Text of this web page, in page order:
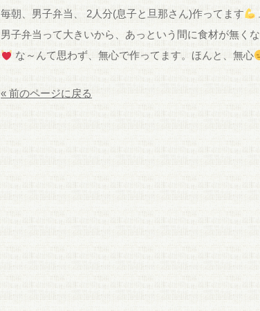
毎朝、男子弁当、 2人分(息子と旦那さん)作ってます
男子弁当って大きいから、あっという間に食材が無く
な～んて思わず、無心で作ってます。ほんと、無心
« 前のページに戻る